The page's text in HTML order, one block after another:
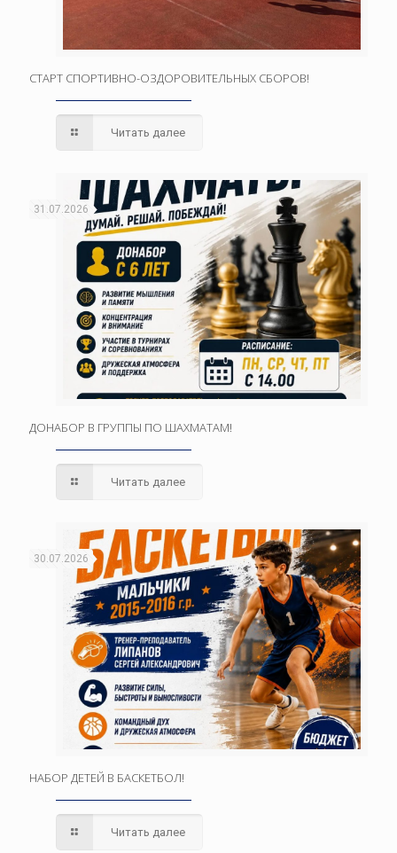
СТАРТ СПОРТИВНО-ОЗДОРОВИТЕЛЬНЫХ СБОРОВ!
Читать далее
31.07.2026
ДОНАБОР В ГРУППЫ ПО ШАХМАТАМ!
Читать далее
30.07.2026
НАБОР ДЕТЕЙ В БАСКЕТБОЛ!
Читать далее